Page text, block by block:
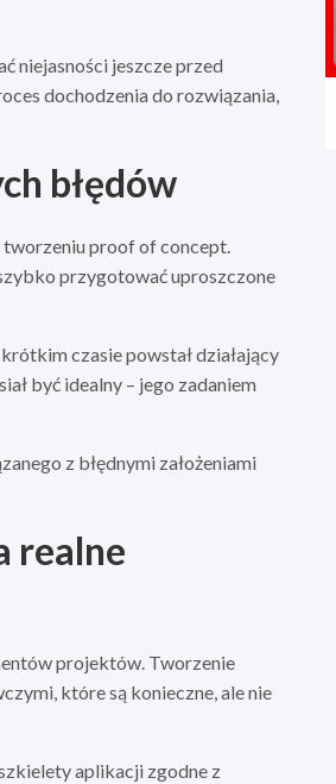
niejasności jeszcze przed
dochodzenia do rozwiązania,
błędów
tworzeniu proof of concept.
przygotować uproszczone
czasie powstał działający
być idealny – jego zadaniem
z błędnymi założeniami
realne
projektów. Tworzenie
które są konieczne, ale nie
aplikacji zgodne z